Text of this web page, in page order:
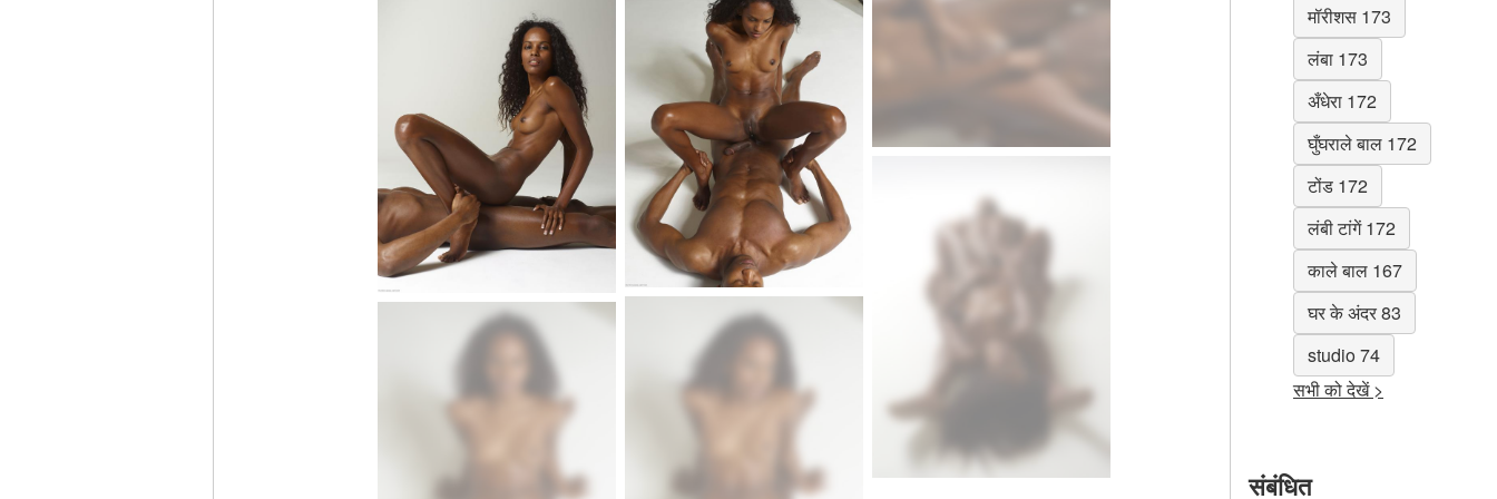
मॉरीशस 173
लंबा 173
अँधेरा 172
घुँघराले बाल 172
टोंड 172
लंबी टांगें 172
काले बाल 167
घर के अंदर 83
studio 74
सभी को देखें >
संबंधित